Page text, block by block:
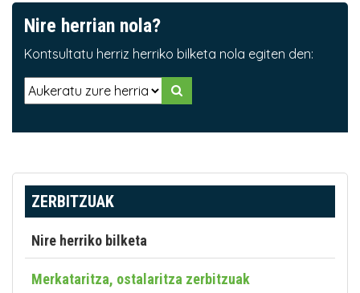
Nire herrian nola?
Kontsultatu herriz herriko bilketa nola egiten den:
ZERBITZUAK
Nire herriko bilketa
Merkataritza, ostalaritza zerbitzuak